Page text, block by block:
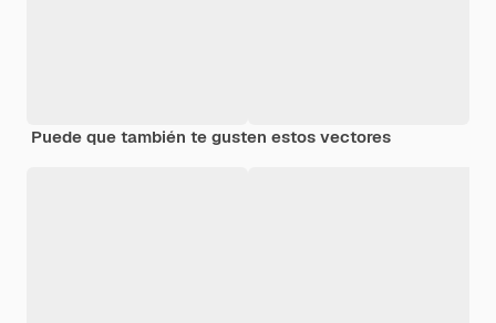
Puede que también te gusten estos vectores